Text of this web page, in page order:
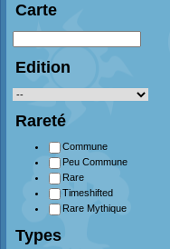
Carte
Edition
Rareté
Commune
Peu Commune
Rare
Timeshifted
Rare Mythique
Types